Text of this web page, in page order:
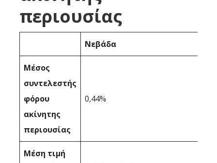
περιουσίας
Νεβάδα
Μέσος
συντελεστής
φόρου
ακίνητης
περιουσίας
0,44%
Μέση τιμή